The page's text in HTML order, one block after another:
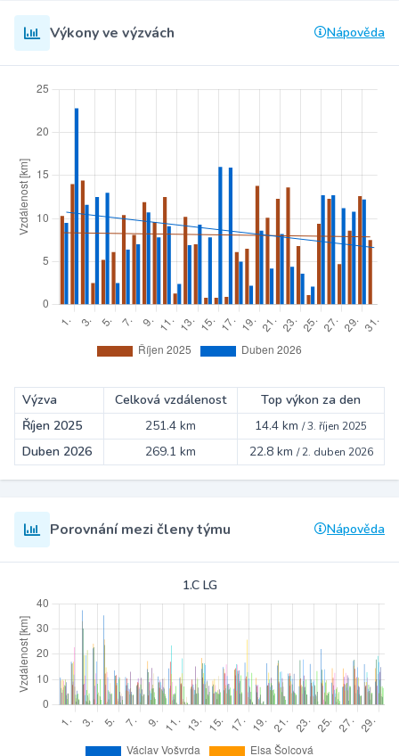
Výkony ve výzvách Nápověda
Výzva Celková vzdálenost
Top výkon za den
Říjen 2025
251.4 km 14.4 km /3. říjen 2025
Duben 2026 269.1 km 22.8 km /2. duben 2026
Porovnání mezi členy týmu Nápověda
1.C LG